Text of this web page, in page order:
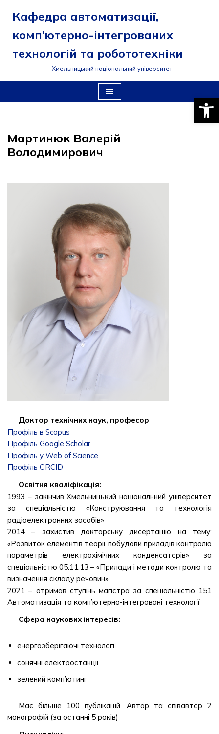
Перейти
до
вмісту
Кафедра автоматизації,
комп’ютерно-інтегрованих
технологій та робототехніки
Хмельницький національний університет
Мартинюк Валерій
Володимирович
Доктор технічних наук, професор
Профіль в Scopus
Профіль Google Scholar
Профіль у Web of Science
Профіль ORCID
Освітня кваліфікація:
1993 – закінчив Хмельницький національний університет
за спеціальністю «Конструювання та технологія
радіоелектронних засобів»
2014 – захистив докторську дисертацію на тему:
«Розвиток елементів теорії побудови приладів контролю
параметрів електрохімічних конденсаторів» за
спеціальністю 05.11.13 – «Прилади і методи контролю та
визначення складу речовин»
2021 – отримав ступінь магістра за спеціальністю 151
Автоматизація та комп’ютерно-інтегровані технології
Сфера наукових інтересів:
енергозберігаючі технології
сонячні електростанції
зелений комп’ютинг
Має більше 100 публікацій. Автор та співавтор 2
монографій (за останні 5 років)